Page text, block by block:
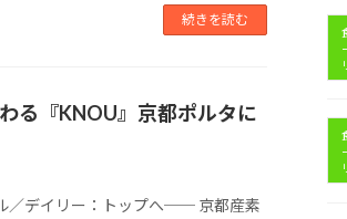
続きを読む
る『KNOU』京都ポルタに
デイリー：トップへ── 京都産素